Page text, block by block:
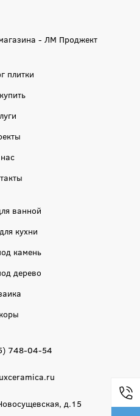
- ЛМ Проджект
плитки
ванной
кухни
камень
дерево
748-04-54
д.15